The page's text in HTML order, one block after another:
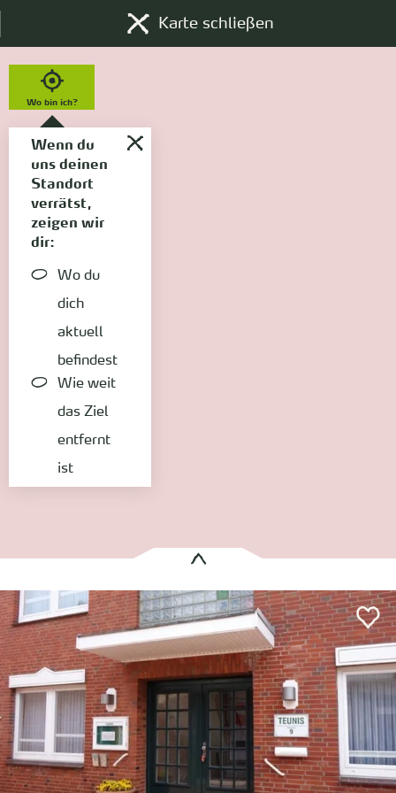
Karte schließen
Wo bin ich?
Wenn du
uns deinen
Standort
verrätst,
zeigen wir
dir:
Wo du
dich
aktuell
befindest
Wie weit
das Ziel
entfernt
ist
Es wurden 1 Treffergefunden:
Teunis
Wyk auf Föhr Entfernung anzeigen